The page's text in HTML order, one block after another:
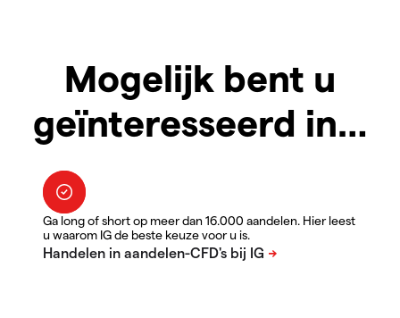
Mogelijk bent u
geïnteresseerd in…
Ga long of short op meer dan 16.000 aandelen. Hier leest
u waarom IG de beste keuze voor u is.